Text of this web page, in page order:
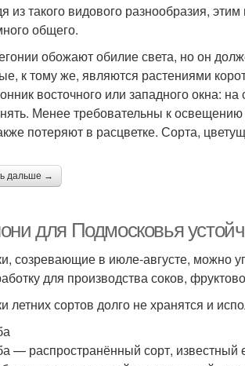
из такого видового разнообразия,
общего.
обожают обилие света, но он
к тому же, являются растениями
восточного или западного окна:
Менее требовательны к
потеряют в расцветке. Сорта,
дальше →
для Подмосковья
созревающие в июле-августе, можно
для производства соков,
летних сортов долго не хранятся и
— распространённый сорт, известный